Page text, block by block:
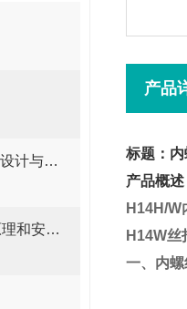
深入解析卫生级气动球阀的设计与应用
PVC电动塑料球阀的操作原理和安装维护
产品
标题：
产品概述
H14H/W
H14W丝
一、内